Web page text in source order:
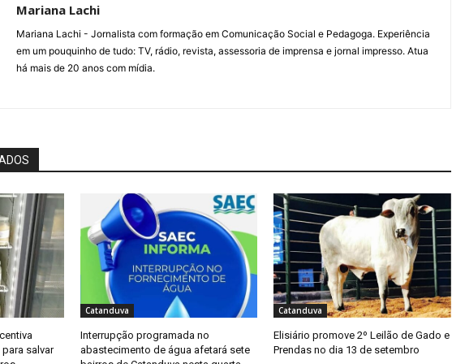
Mariana Lachi
Mariana Lachi - Jornalista com formação em Comunicação Social e Pedagoga. Experiência
em um pouquinho de tudo: TV, rádio, revista, assessoria de imprensa e jornal impresso. Atua
há mais de 20 anos com mídia.
salvar
Catanduva
Interrupção programada no
abastecimento de água afetará sete
Catanduva
Elisiário promove 2º Leilão de Gado e
Prendas no dia 13 de setembro